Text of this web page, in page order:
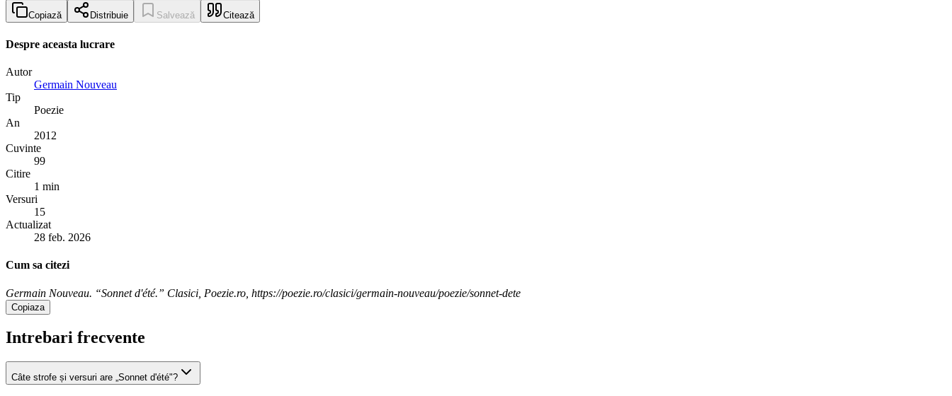
Copiază Distribuie Salvează Citează
Despre aceasta lucrare
Autor
Germain Nouveau
Tip
Poezie
An
2012
Cuvinte
99
Citire
1 min
Versuri
15
Actualizat
28 feb. 2026
Cum sa citezi
Germain Nouveau. “Sonnet d'été.” Clasici, Poezie.ro, https://poezie.ro/clasici/germain-nouveau/poezie/sonnet-dete
Copiaza
Intrebari frecvente
Câte strofe și versuri are „Sonnet d'été"?